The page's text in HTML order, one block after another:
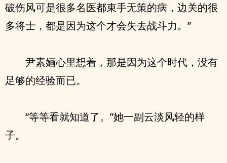
破伤风可是很多名医都束手无策的病，边关的很
多将士，都是因为这个才会失去战斗力。”
尹素婳心里想着，那是因为这个时代，没有
足够的经验而已。
“等等看就知道了。”她一副云淡风轻的样
子。